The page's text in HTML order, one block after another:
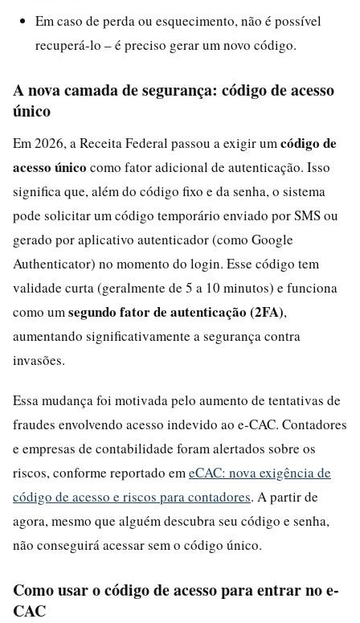
Em caso de perda ou esquecimento, não é possível
recuperá-lo – é preciso gerar um novo código.
A nova camada de segurança: código de acesso
único
Em 2026, a Receita Federal passou a exigir um código de
acesso único como fator adicional de autenticação. Isso
significa que, além do código fixo e da senha, o sistema
pode solicitar um código temporário enviado por SMS ou
gerado por aplicativo autenticador (como Google
Authenticator) no momento do login. Esse código tem
validade curta (geralmente de 5 a 10 minutos) e funciona
como um segundo fator de autenticação (2FA),
aumentando significativamente a segurança contra
invasões.
Essa mudança foi motivada pelo aumento de tentativas de
fraudes envolvendo acesso indevido ao e-CAC. Contadores
e empresas de contabilidade foram alertados sobre os
riscos, conforme reportado em eCAC: nova exigência de
código de acesso e riscos para contadores. A partir de
agora, mesmo que alguém descubra seu código e senha,
não conseguirá acessar sem o código único.
Como usar o código de acesso para entrar no e-
CAC